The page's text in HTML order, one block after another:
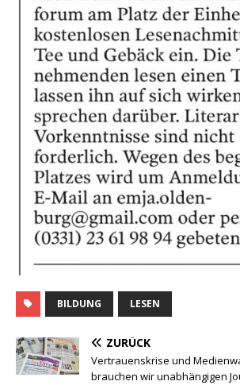
BILDUNG LESEN
ZURÜCK
Vertrauenskrise und
brauchen wir unabhängigen